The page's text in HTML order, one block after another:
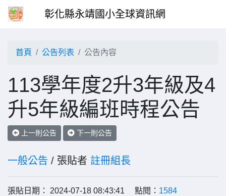
彰化縣永靖國小全球資訊網
首頁 公告列表 公告內容
113學年度2升3年級及4
升5年級編班時程公告
上一則公告 下一則公告
一般公告 / 張貼者 註冊組長
張貼日期： 2024-07-18 08:43:41 點閱： 1584